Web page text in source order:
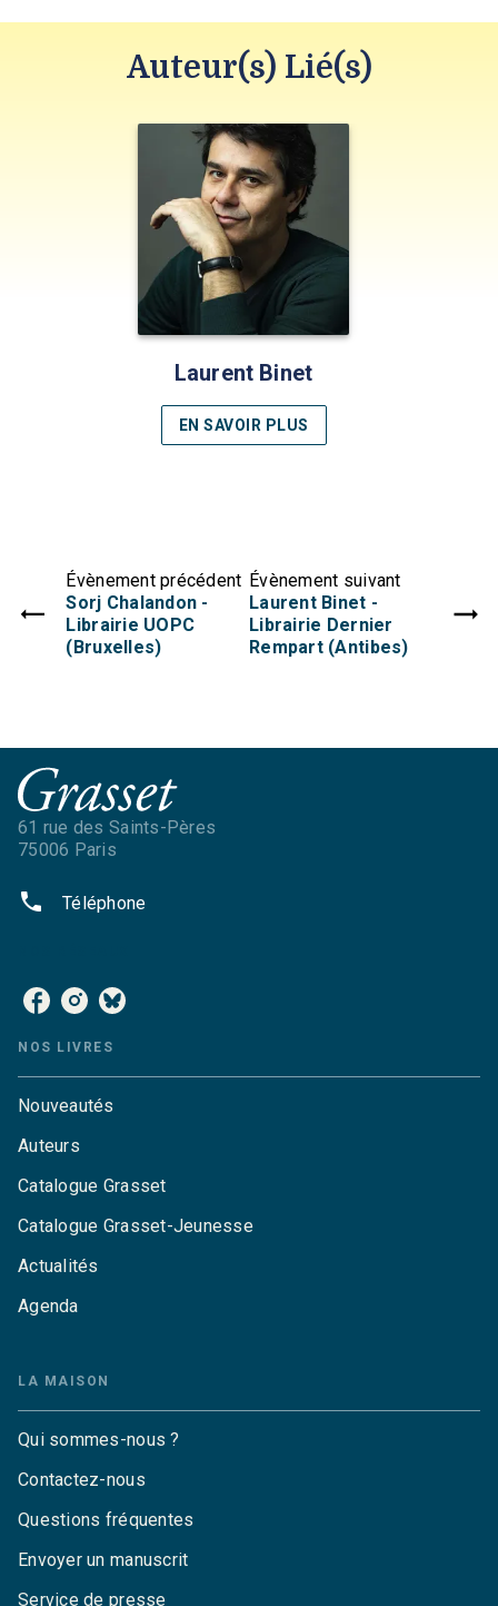
Auteur(s) Lié(s)
Laurent Binet
EN SAVOIR PLUS
Évènement précédent
Sorj Chalandon -
Librairie UOPC
(Bruxelles)
Évènement suivant
Laurent Binet -
Librairie Dernier
Rempart (Antibes)
61 rue des Saints-Pères
75006 Paris
phone Téléphone
NOS LIVRES
Nouveautés
Auteurs
Catalogue Grasset
Catalogue Grasset-Jeunesse
Actualités
Agenda
LA MAISON
Qui sommes-nous ?
Contactez-nous
Questions fréquentes
Envoyer un manuscrit
Service de presse